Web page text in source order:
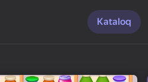
Kataloq